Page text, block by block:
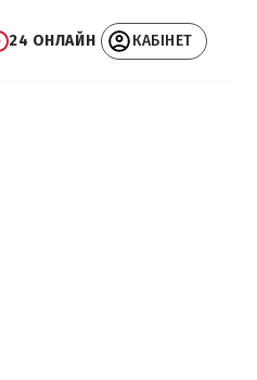
24 ОНЛАЙН КАБІНЕТ